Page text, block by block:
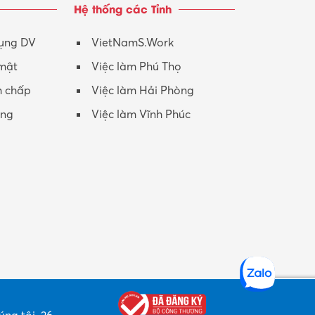
Nhân viên CSKH
Phục vụ khác
Promotion Girl (PG)
DV
chấp
Hệ thống các Tỉnh
VietNamS.Work
Việc làm Phú Thọ
Việc làm Hải Phòng
Việc làm Vĩnh Phúc